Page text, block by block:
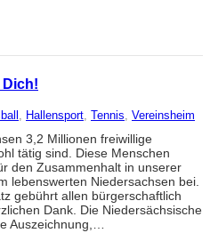
, Hallensport, Tennis, Vereinsheim
3,2 Millionen freiwillige
tätig sind. Diese Menschen
den Zusammenhalt in unserer
lebenswerten Niedersachsen bei.
gebührt allen bürgerschaftlich
Dank. Die Niedersächsische
Auszeichnung,…